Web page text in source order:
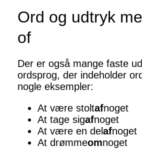
Ord og udtryk
of
Der er også mange faste
ordsprog, der indeholder
nogle eksempler:
At være stoltafnoget
At tage sigafnoget
At være en delafnoget
At drømmeomnoget